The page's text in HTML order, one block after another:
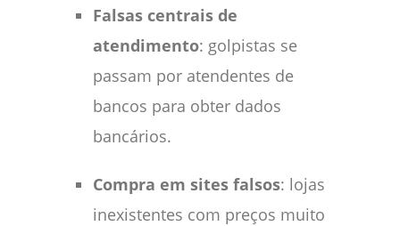
Falsas centrais de
atendimento: golpistas se
passam por atendentes de
bancos para obter dados
bancários.
Compra em sites falsos: lojas
inexistentes com preços muito